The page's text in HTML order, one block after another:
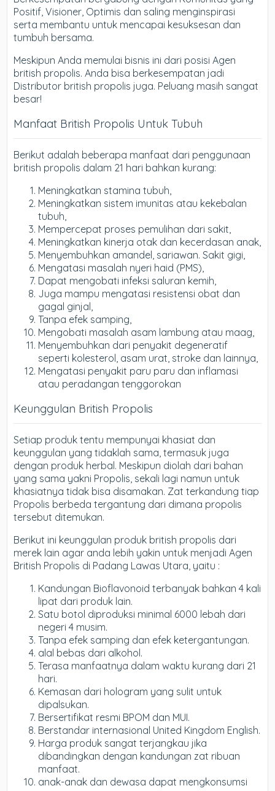
Positif, Visioner, Optimis dan saling menginspirasi
serta membantu untuk mencapai kesuksesan dan
tumbuh bersama.
Meskipun Anda memulai bisnis ini dari posisi Agen
british propolis. Anda bisa berkesempatan jadi
Distributor british propolis juga. Peluang masih sangat
besar!
Manfaat British Propolis Untuk Tubuh
Berikut adalah beberapa manfaat dari penggunaan
british propolis dalam 21 hari bahkan kurang:
Meningkatkan stamina tubuh,
Meningkatkan sistem imunitas atau kekebalan
tubuh,
Mempercepat proses pemulihan dari sakit,
Meningkatkan kinerja otak dan kecerdasan anak,
Menyembuhkan amandel, sariawan. Sakit gigi,
Mengatasi masalah nyeri haid (PMS),
Dapat mengobati infeksi saluran kemih,
Juga mampu mengatasi resistensi obat dan
gagal ginjal,
Tanpa efek samping,
Mengobati masalah asam lambung atau maag,
Menyembuhkan dari penyakit degeneratif
seperti kolesterol, asam urat, stroke dan lainnya,
Mengatasi penyakit paru paru dan inflamasi
atau peradangan tenggorokan
Keunggulan British Propolis
Setiap produk tentu mempunyai khasiat dan
keunggulan yang tidaklah sama, termasuk juga
dengan produk herbal. Meskipun diolah dari bahan
yang sama yakni Propolis, sekali lagi namun untuk
khasiatnya tidak bisa disamakan. Zat terkandung tiap
Propolis berbeda tergantung dari dimana propolis
tersebut ditemukan.
Berikut ini keunggulan produk british propolis dari
merek lain agar anda lebih yakin untuk menjadi Agen
British Propolis di Padang Lawas Utara, yaitu :
Kandungan Bioflavonoid terbanyak bahkan 4 kali
lipat dari produk lain.
Satu botol diproduksi minimal 6000 lebah dari
negeri 4 musim.
Tanpa efek samping dan efek ketergantungan.
alal bebas dari alkohol.
Terasa manfaatnya dalam waktu kurang dari 21
hari.
Kemasan dari hologram yang sulit untuk
dipalsukan.
Bersertifikat resmi BPOM dan MUI.
Berstandar internasional United Kingdom English.
Harga produk sangat terjangkau jika
dibandingkan dengan kandungan zat ribuan
manfaat.
anak-anak dan dewasa dapat mengkonsumsi